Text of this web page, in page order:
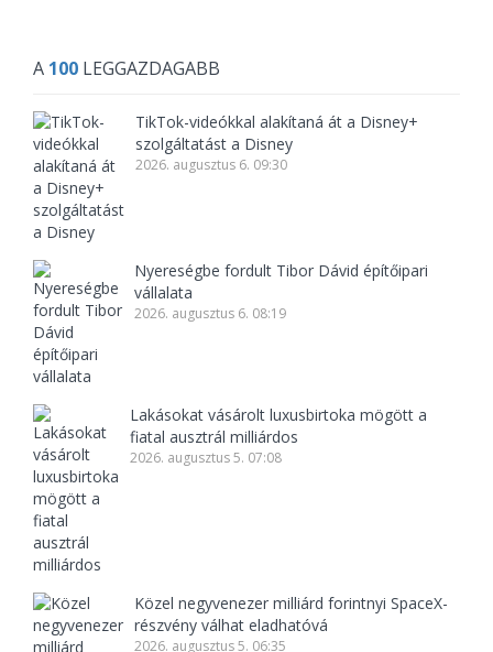
A 100 LEGGAZDAGABB
TikTok-videókkal alakítaná át a Disney+
szolgáltatást a Disney
2026. augusztus 6. 09:30
Nyereségbe fordult Tibor Dávid építőipari
vállalata
2026. augusztus 6. 08:19
Lakásokat vásárolt luxusbirtoka mögött a
fiatal ausztrál milliárdos
2026. augusztus 5. 07:08
Közel negyvenezer milliárd forintnyi SpaceX-
részvény válhat eladhatóvá
2026. augusztus 5. 06:35